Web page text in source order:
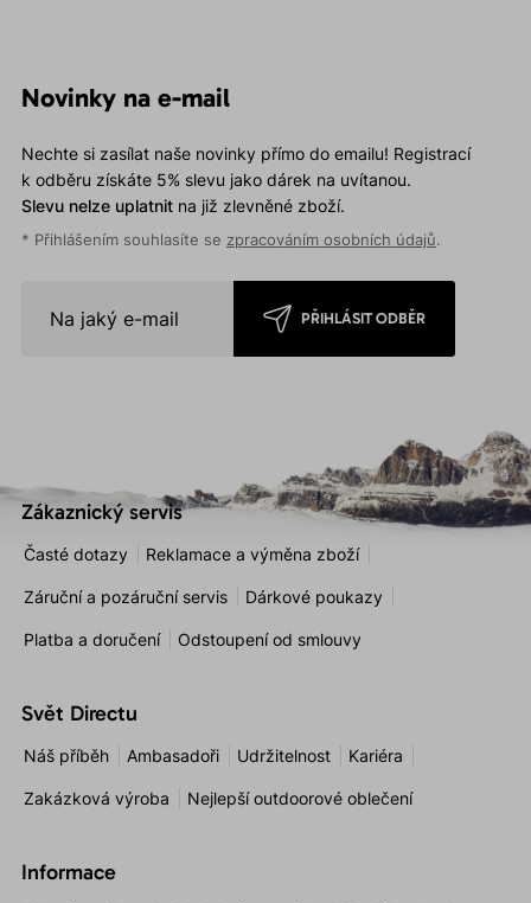
Novinky na e-mail
Nechte si zasílat naše novinky přímo do emailu! Registrací
k odběru získáte 5% slevu jako dárek na uvítanou.
Slevu nelze uplatnitna již zlevněné zboží.
* Přihlášením souhlasíte se zpracováním osobních údajů.
PŘIHLÁSIT ODBĚR
Zákaznický servis
Časté dotazy Reklamace a výměna zboží
Záruční a pozáruční servis Dárkové poukazy
Platba a doručení Odstoupení od smlouvy
Svět Directu
Náš příběh Ambasadoři Udržitelnost Kariéra
Zakázková výroba Nejlepší outdoorové oblečení
Informace